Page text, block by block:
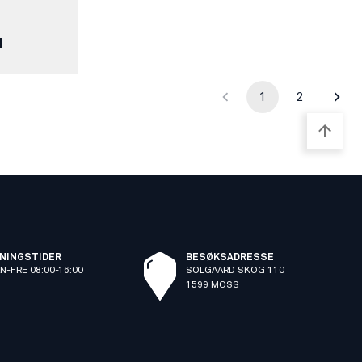
tanke på kvinnelige kroppsfasonger, for å sikre
og beskytter effektivt.
1 2
FRE 08:00-16:00
BESØKSADRESSE
SOLGAARD SKOG 110
1599 MOSS